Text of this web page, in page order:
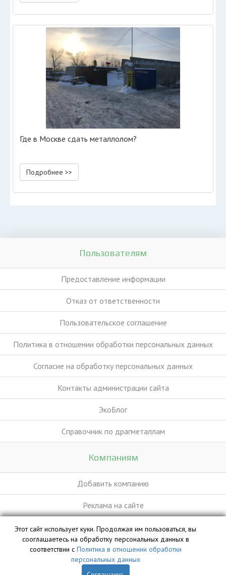
Где в Москве сдать металлолом?
Подробнее >>
Пользователям
Предоставление информации
Отказ от ответственности
Пользовательское соглашение
Политика в отношении обработки персональных данных
Согласие на обработку персональных данных
Контакты администрации сайта
ЭкоБлог
Справочник по драгметаллам
Компаниям
Добавить компанию
Реклама на сайте
База данных сайта vyvoz.org является интеллектуальной
собственностью ООО «Профит» и охраняется законом.
Этот сайт использует куки. Продолжая им пользоваться, вы
сооглашаетесь на обработку персональных данных в
соответствии с Политика в отношении обработки
персональных данных